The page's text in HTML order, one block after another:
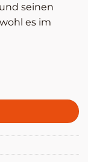
seinen
es im